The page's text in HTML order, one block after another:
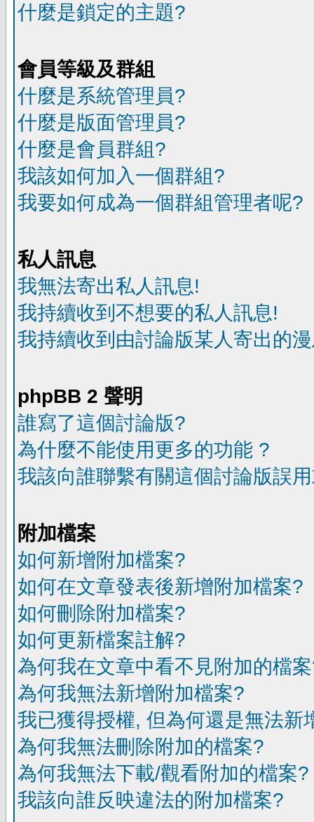
什麼是鎖定的主題?
會員等級及群組
什麼是系統管理員?
什麼是版面管理員?
什麼是會員群組?
我該如何加入一個群組?
我要如何成為一個群組管理者呢?
私人訊息
我無法寄出私人訊息!
我持續收到不想要的私人訊息!
我持續收到由討論版某人寄出的
phpBB 2 聲明
誰寫了這個討論版?
為什麼不能使用更多的功能 ?
我該向誰聯繫有關這個討論版誤
附加檔案
如何新增附加檔案?
如何在文章發表後新增附加檔案?
如何刪除附加檔案?
如何更新檔案註解?
為何我在文章中看不見附加的檔
為何我無法新增附加檔案?
我已獲得授權, 但為何還是無法新
為何我無法刪除附加的檔案?
為何我無法下載/觀看附加的檔案?
我該向誰反映違法的附加檔案?